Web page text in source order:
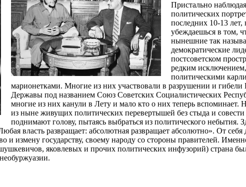
Пристально
политических
последних 10-13 лет,
убеждаешься в том,
нынешние так
демократические
постсоветском
редким
политическими
марионетками. Многие из них участвовали в разрушении и гибели
Державы под названием Союз Советских Социалистических
многие из них канули в Лету и мало кто о них теперь вспоминает.
из ныне живущих политических перевертышей без стыда и совести
поднимают голову, пытаясь выбраться из политического небытия.
власть развращает: абсолютная развращает абсолютно». От себя
и измену государству, своему народу со стороны правителей.
яковлевых и прочих политических инфузорий) страна